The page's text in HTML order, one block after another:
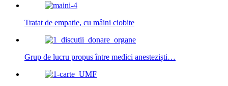
Tratat de empatie, cu mâini ciobite
Grup de lucru propus între medici anesteziști…